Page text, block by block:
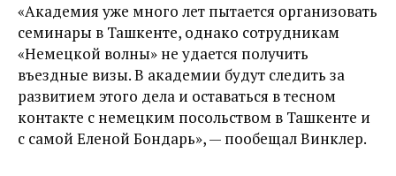
«Академия уже много лет пытается организовать
семинары в Ташкенте, однако сотрудникам
«Немецкой волны» не удается получить
въездные визы. В академии будут следить за
развитием этого дела и оставаться в тесном
контакте с немецким посольством в Ташкенте и
с самой Еленой Бондарь», — пообещал Винклер.